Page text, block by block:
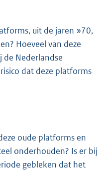
uit de jaren »70,
Hoeveel van deze
Nederlandse
dat deze platforms
oude platforms en
onderhouden? Is er bij
gebleken dat het